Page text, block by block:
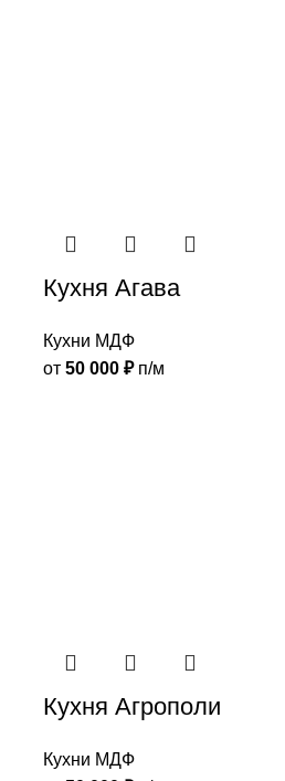
Кухня Агава
Кухни МДФ
от 50 000 ₽п/м
Кухня Агрополи
Кухни МДФ